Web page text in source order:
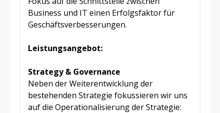
Business und IT einen Erfolgsfaktor für
Geschäftsverbesserungen.
Leistungsangebot:
Strategy & Governance
Neben der Weiterentwicklung der
bestehenden Strategie fokussieren wir uns
auf die Operationalisierung der Strategie: